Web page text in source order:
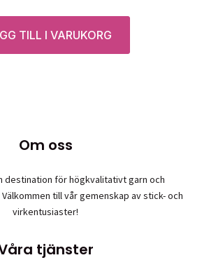
TILL I VARUKORG
Om oss
destination för högkvalitativt garn och
till vår gemenskap av stick- och
virkentusiaster!
tjänster